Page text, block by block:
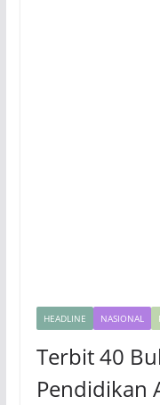
HEADLINE NASIONAL
Terbit 40
Pendidikan